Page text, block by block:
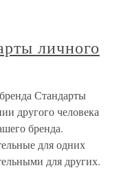
личного
Стандарты
другого человека
бренда.
для одних
для других.